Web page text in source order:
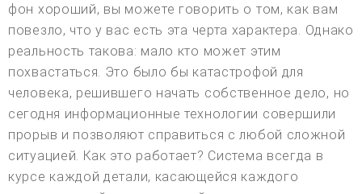
фон хороший, вы можете говорить о том, как вам
повезло, что у вас есть эта черта характера. Однако
реальность такова: мало кто может этим
похвастаться. Это было бы катастрофой для
человека, решившего начать собственное дело, но
сегодня информационные технологии совершили
прорыв и позволяют справиться с любой сложной
ситуацией. Как это работает? Система всегда в
курсе каждой детали, касающейся каждого